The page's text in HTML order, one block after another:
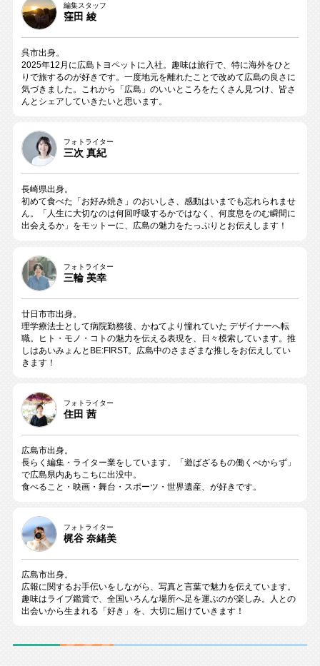
編集スタッフ
窪田 綾
呉市出身。
2025年12月に広島トヨペットに入社。趣味は旅行で、特に海外をひと
りで旅するのが好きです。一度地元を離れたことで改めて広島の良さに
気づきました。これから「広島」のいいところをたくさん見つけ、皆さ
んとシェアしていきたいと思います。
フォトライター
三次 真紀
長崎県出身。
初めて食べた「お好み焼き」のおいしさ、感動はいまでも忘れられませ
ん。「人生に大切なのは何回呼吸するかではなく、何度息をのむ瞬間に
出会えるか」をモットーに、広島の魅力をたっぷりとお伝えします！
フォトライター
三輪 美幸
廿日市市出身。
理学療法士として病院勤務後、かねてより憧れていた デザイナーへ転
職。ヒト・モノ・コトの魅力を伝える表現を、日々模索しています。推
しはあいみょんとBE:FIRST。広島中のさまざまな推しをお伝えしてい
きます！
フォトライター
住田 茜
広島市出身。
長らく編集・ライター業をしています。「遊ばざるもの働くべからず」
で広島県内あちこちに出没中。
食べること・映画・舞台・スポーツ・世界遺産、が好きです。
フォトライター
梶谷 奈緒美
広島市出身。
広報に関するお手伝いをしながら、写真と言葉で魅力を伝えています。
趣味はライブ鑑賞で、全国いろんな場所へ足を運ぶのが楽しみ。人との
出会いから生まれる「好き」を、大切に届けていきます！